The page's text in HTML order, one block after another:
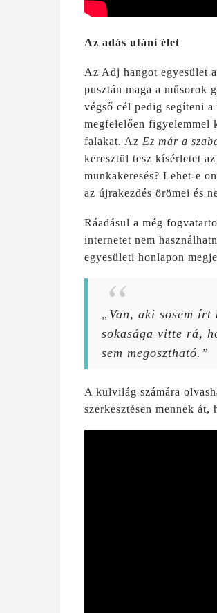
Az adás utáni élet
Az Adj hangot egyesület
pusztán maga a műsorok
végső cél pedig segíteni
megfelelően figyelemmel
falakat. Az Ez már a
keresztül tesz kísérletet
munkakeresés? Lehet-e
az újrakezdés örömei és
Ráadásul a még
internetet nem
egyesületi honlapon
„Van, aki sosem írt
sokasága vitte rá,
sem megosztható.”
A külvilág számára
szerkesztésen mennek